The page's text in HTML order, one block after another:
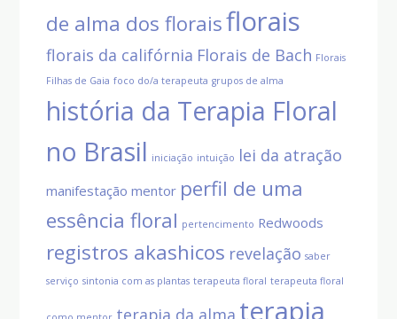
de alma dos floraisflorais
florais da califórnia Florais de Bach Florais
Filhas de Gaia foco do/a terapeuta grupos de alma
história da Terapia Floral
no Brasil iniciação intuição lei da atração
manifestação mentor perfil de uma
essência floral pertencimento Redwoods
registros akashicos revelação saber
serviço sintonia com as plantas terapeuta floral terapeuta floral
terapia da alma terapia